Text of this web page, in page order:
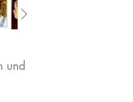
und